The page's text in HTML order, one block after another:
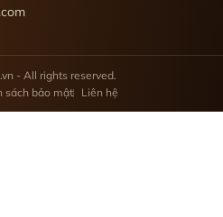
- All rights reserved.
sách bảo mật Liên hệ